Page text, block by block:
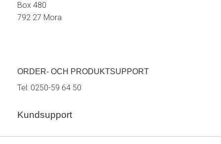
Box 480
792 27 Mora
ORDER- OCH PRODUKTSUPPORT
Tel: 0250-59 64 50
Kundsupport